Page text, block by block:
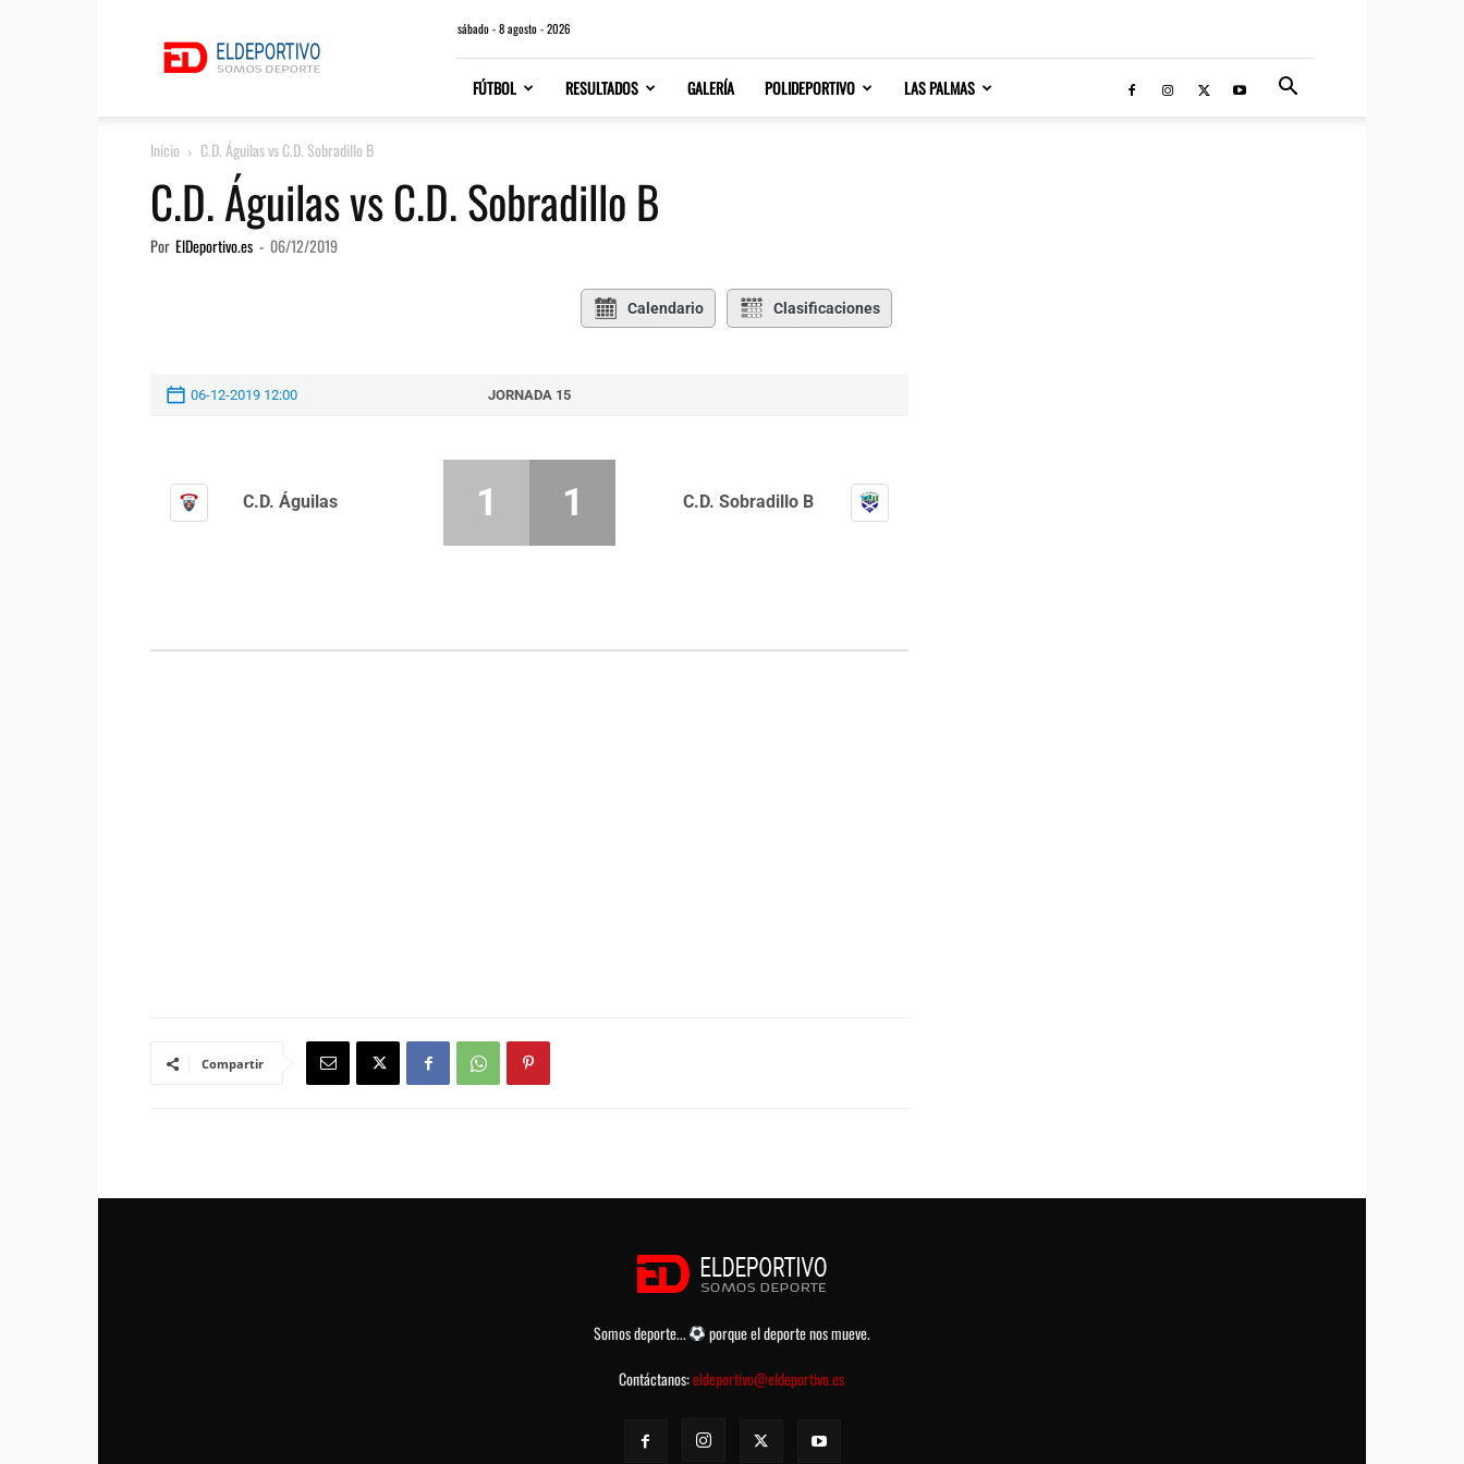
sábado - 8 agosto - 2026
FÚTBOL RESULTADOS GALERÍA POLIDEPORTIVO LAS PALMAS
Inicio C.D. Águilas vs C.D. Sobradillo B
C.D. Águilas vs C.D. Sobradillo B
Por ElDeportivo.es - 06/12/2019
Calendario Clasificaciones
06-12-2019 12:00 JORNADA 15
C.D. Águilas C.D. Sobradillo B
1 1
Compartir
Somos deporte...
porque el deporte nos mueve.
Contáctanos:eldeportivo@eldeportivo.es